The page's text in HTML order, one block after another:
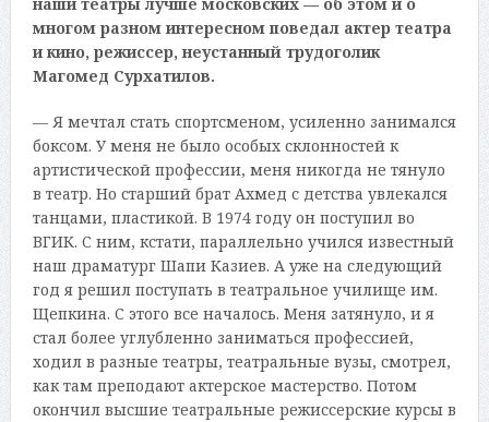
многом разном интересном поведал актер театра
и кино, режиссер, неустанный трудоголик
Магомед Сурхатилов.
— Я мечтал стать спортсменом, усиленно занимался
боксом. У меня не было особых склонностей к
артистической профессии, меня никогда не тянуло
в театр. Но старший брат Ахмед с детства увлекался
танцами, пластикой. В 1974 году он поступил во
ВГИК. С ним, кстати, параллельно учился известный
наш драматург Шапи Казиев. А уже на следующий
год я решил поступать в театральное училище им.
Щепкина. С этого все началось. Меня затянуло, и я
стал более углубленно заниматься профессией,
ходил в разные театры, театральные вузы, смотрел,
как там преподают актерское мастерство. Потом
окончил высшие театральные режиссерские курсы в